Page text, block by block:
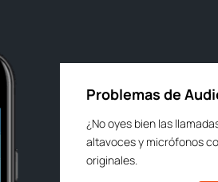
Problemas de
¿No oyes bien las
altavoces y micrófonos
originales.